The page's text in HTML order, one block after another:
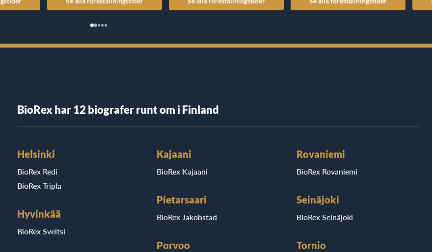
BioRex har 12 biografer runt om i Finland
Helsinki
BioRex Redi
BioRex Tripla
Hyvinkää
BioRex Sveitsi
Kajaani
BioRex Kajaani
Pietarsaari
BioRex Jakobstad
Porvoo
Rovaniemi
BioRex Rovaniemi
Seinäjoki
BioRex Seinäjoki
Tornio